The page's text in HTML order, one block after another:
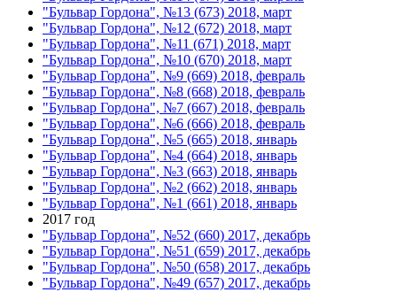
"Бульвар Гордона", №13 (673) 2018, март
"Бульвар Гордона", №12 (672) 2018, март
"Бульвар Гордона", №11 (671) 2018, март
"Бульвар Гордона", №10 (670) 2018, март
"Бульвар Гордона", №9 (669) 2018, февраль
"Бульвар Гордона", №8 (668) 2018, февраль
"Бульвар Гордона", №7 (667) 2018, февраль
"Бульвар Гордона", №6 (666) 2018, февраль
"Бульвар Гордона", №5 (665) 2018, январь
"Бульвар Гордона", №4 (664) 2018, январь
"Бульвар Гордона", №3 (663) 2018, январь
"Бульвар Гордона", №2 (662) 2018, январь
"Бульвар Гордона", №1 (661) 2018, январь
2017 год
"Бульвар Гордона", №52 (660) 2017, декабрь
"Бульвар Гордона", №51 (659) 2017, декабрь
"Бульвар Гордона", №50 (658) 2017, декабрь
"Бульвар Гордона", №49 (657) 2017, декабрь